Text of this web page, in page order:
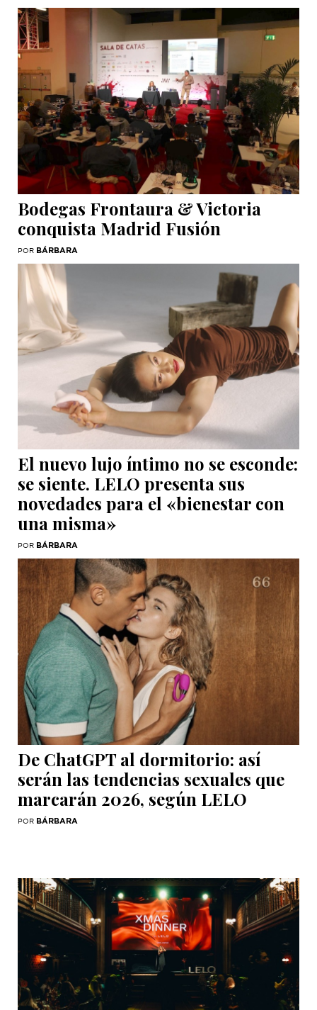
Bodegas Frontaura & Victoria
conquista Madrid Fusión
POR BÁRBARA
El nuevo lujo íntimo no se esconde:
se siente. LELO presenta sus
novedades para el «bienestar con
una misma»
POR BÁRBARA
De ChatGPT al dormitorio: así
serán las tendencias sexuales que
marcarán 2026, según LELO
POR BÁRBARA